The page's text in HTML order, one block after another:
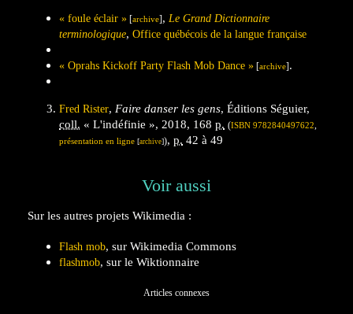
« foule éclair » [archive], Le Grand Dictionnaire
terminologique, Office québécois de la langue française
« Oprahs Kickoff Party Flash Mob Dance » [archive].
Fred Rister, Faire danser les gens, Éditions Séguier,
coll. « L'indéfinie », 2018, 168 p. (ISBN 9782840497622,
présentation en ligne [archive]), p. 42 à 49
Voir aussi
Sur les autres projets Wikimedia :
Flash mob, sur Wikimedia Commons
flashmob, sur le Wiktionnaire
Articles connexes